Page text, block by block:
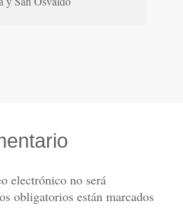
electrónico no será
obligatorios están marcados